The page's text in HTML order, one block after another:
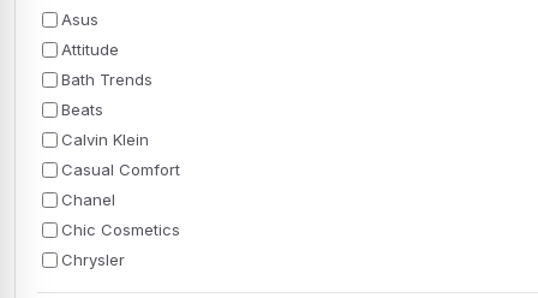
Asus
Attitude
Bath Trends
Beats
Calvin Klein
Casual Comfort
Chanel
Chic Cosmetics
Chrysler